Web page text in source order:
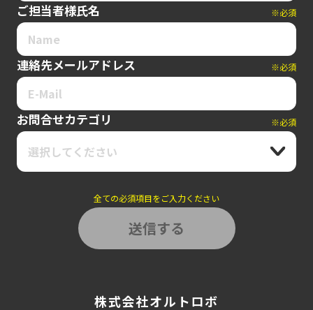
ご担当者様氏名 ※必須
連絡先メールアドレス ※必須
お問合せカテゴリ ※必須
選択してください
全ての必須項目をご入力ください
株式会社オルトロボ